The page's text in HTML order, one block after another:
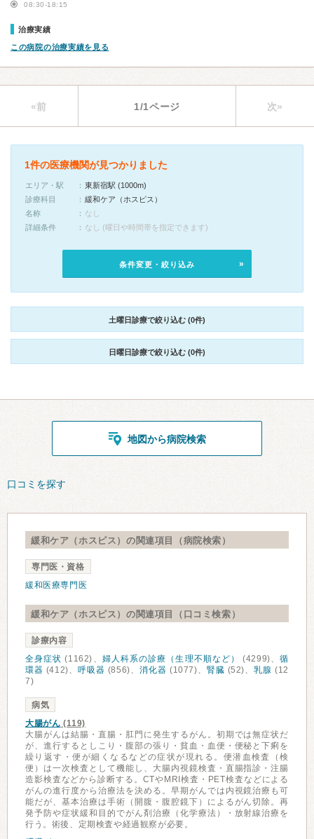
08:30-18:15
治療実績
この病院の治療実績を見る
«前 1/1ページ 次»
1件の医療機関が見つかりました
エリア・駅
東新宿駅 (1000m)
診療科目
緩和ケア（ホスピス）
名称
なし
詳細条件
なし (曜日や時間帯を指定できます)
条件変更・絞り込み
土曜日診療で絞り込む (0件)
日曜日診療で絞り込む (0件)
地図から病院検索
口コミを探す
緩和ケア（ホスピス）の関連項目（病院検索）
専門医・資格
緩和医療専門医
緩和ケア（ホスピス）の関連項目（口コミ検索）
診療内容
全身症状 (1162)、 婦人科系の診療（生理不順など） (4299)、循
環器 (412)、呼吸器 (856)、消化器 (1077)、 腎臓 (52)、乳腺 (12
7)
病気
大腸がん (119)
大腸がんは結腸・直腸・肛門に発生するがん。初期では無症状だ
が、進行するとしこり・腹部の張り・貧血・血便・便秘と下痢を
繰り返す・便が細くなるなどの症状が現れる。便潜血検査（検
便）は一次検査として機能し、大腸内視鏡検査・直腸指診・注腸
造影検査などから診断する。CTやMRI検査・PET検査などによる
がんの進行度から治療法を決める。早期がんでは内視鏡治療も可
能だが、基本治療は手術（開腹・腹腔鏡下）によるがん切除。再
発予防や症状緩和目的でがん剤治療（化学療法）・放射線治療を
行う。術後、定期検査や経過観察が必要。